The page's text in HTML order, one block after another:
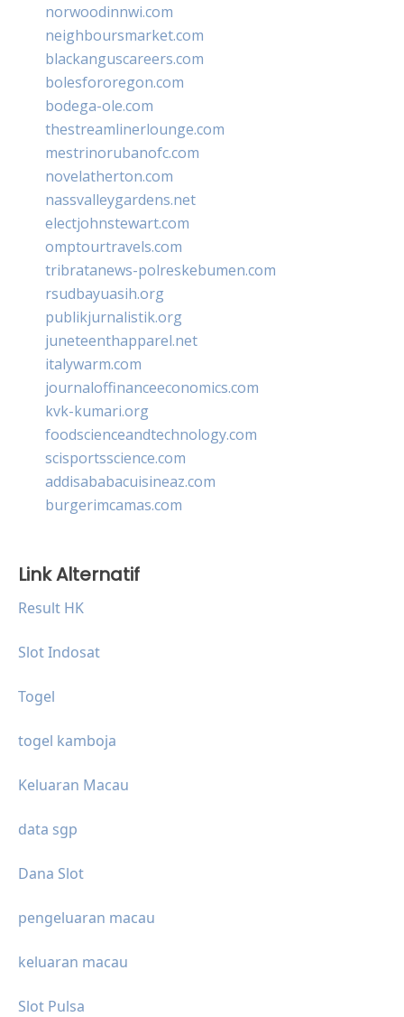
norwoodinnwi.com
neighboursmarket.com
blackanguscareers.com
bolesfororegon.com
bodega-ole.com
thestreamlinerlounge.com
mestrinorubanofc.com
novelatherton.com
nassvalleygardens.net
electjohnstewart.com
omptourtravels.com
tribratanews-polreskebumen.com
rsudbayuasih.org
publikjurnalistik.org
juneteenthapparel.net
italywarm.com
journaloffinanceeconomics.com
kvk-kumari.org
foodscienceandtechnology.com
scisportsscience.com
addisababacuisineaz.com
burgerimcamas.com
Link Alternatif
Result HK
Slot Indosat
Togel
togel kamboja
Keluaran Macau
data sgp
Dana Slot
pengeluaran macau
keluaran macau
Slot Pulsa